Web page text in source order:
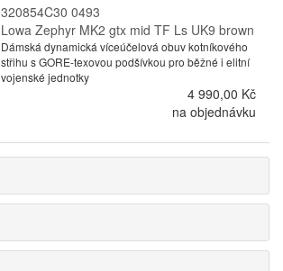
320854C30 0493
Lowa Zephyr MK2 gtx mid TF Ls UK9 brown
Dámská dynamická víceúčelová obuv kotníkového
střihu s GORE-texovou podšívkou pro běžné i elitní
vojenské jednotky
4 990,00 Kč
na objednávku